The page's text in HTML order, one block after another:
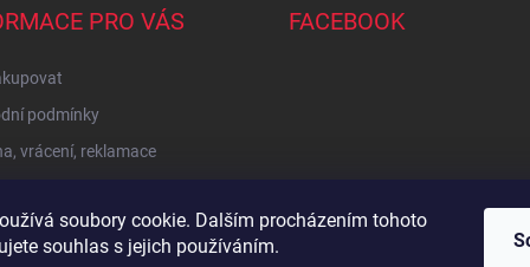
soubory cookie. Dalším procházením tohoto
souhlas s jejich používáním.
PRO VÁS
podmínky
vrácení, reklamace
FACEBOOK
Zboží.cz Heureka.cz Sedupa Nejlepší seno.cz